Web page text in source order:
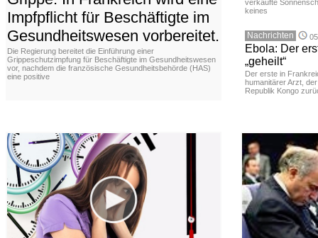
Impfpflicht für Beschäftigte im
Gesundheitswesen vorbereitet.
Die Regierung bereitet die Einführung einer
Grippeschutzimpfung für Beschäftigte im Gesundheitswesen
vor, nachdem die französische Gesundheitsbehörde (HAS)
eine positive
verkaufte
keines
Nachrichten
Ebola: Der
„geheilt“
Der erste in
humanitärer Arzt,
Republik Kongo